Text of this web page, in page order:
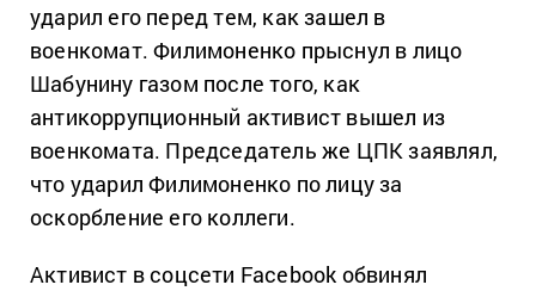
ударил его перед тем, как зашел в
военкомат. Филимоненко прыснул в лицо
Шабунину газом после того, как
антикоррупционный активист вышел из
военкомата. Председатель же ЦПК заявлял,
что ударил Филимоненко по лицу за
оскорбление его коллеги.
Активист в соцсети Facebook обвинял